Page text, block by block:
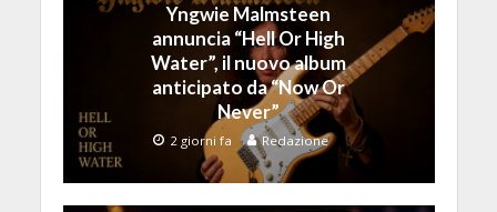
Yngwie Malmsteen
annuncia “Hell Or High
Water”, il nuovo album
anticipato da “Now Or
Never”
2 giorni fa Redazione